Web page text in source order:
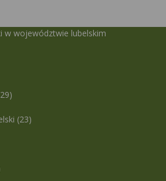
w województwie lubelskim
(23)